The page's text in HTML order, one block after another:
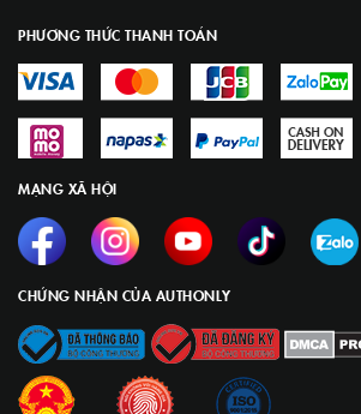
PHƯƠNG THỨC THANH TOÁN
MẠNG XÃ HỘI
CHỨNG NHẬN CỦA AUTHONLY